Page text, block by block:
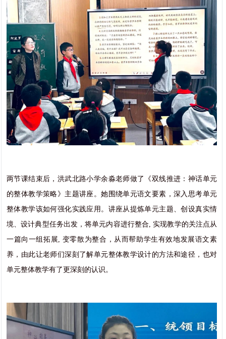
两节课结束后，洪武北路小学余淼老师做了《双线推进：神话单元
的整体教学策略》主题讲座。她围绕单元语文要素，深入思考单元
整体教学该如何强化实践应用。讲座从提炼单元主题、创设真实情
境、设计典型任务出发，将单元内容进行整合, 实现教学的关注点从
一篇向一组拓展, 变零散为整合，从而帮助学生有效地发展语文素
养，由此让老师们深刻了解单元整体教学设计的方法和途径，也对
单元整体教学有了更深刻的认识。